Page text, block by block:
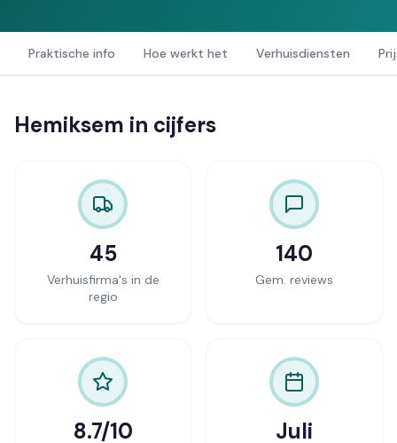
Praktische info Hoe werkt het Verhuisdiensten
Hemiksem in cijfers
45
Verhuisfirma's in de
regio
140
Gem. reviews
8.7/10 Juli